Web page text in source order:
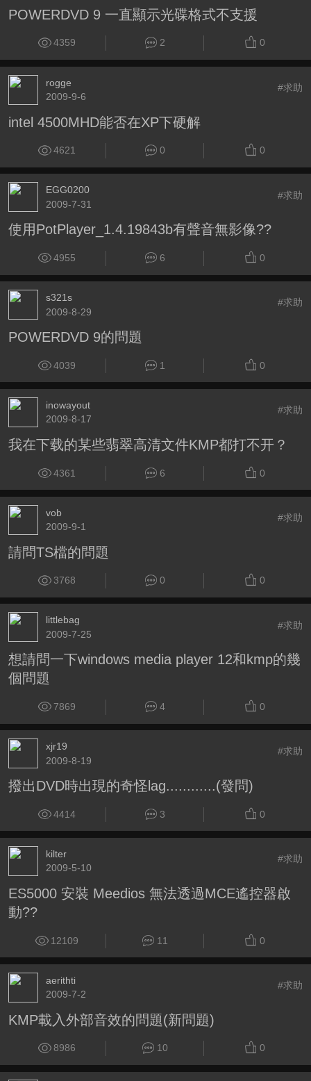
POWERDVD 9 一直顯示光碟格式不支援
4359 2 0
rogge
2009-9-6
#求助
intel 4500MHD能否在XP下硬解
4621 0 0
EGG0200
2009-7-31
#求助
使用PotPlayer_1.4.19843b有聲音無影像??
4955 6 0
s321s
2009-8-29
#求助
POWERDVD 9的問題
4039 1 0
inowayout
2009-8-17
#求助
我在下载的某些翡翠高清文件KMP都打不开？
4361 6 0
vob
2009-9-1
#求助
請問TS檔的問題
3768 0 0
littlebag
2009-7-25
#求助
想請問一下windows media player 12和kmp的幾
個問題
7869 4 0
xjr19
2009-8-19
#求助
撥出DVD時出現的奇怪lag............(發問)
4414 3 0
kilter
2009-5-10
#求助
ES5000 安裝 Meedios 無法透過MCE遙控器啟
動??
12109 11 0
aerithti
2009-7-2
#求助
KMP載入外部音效的問題(新問題)
8986 10 0